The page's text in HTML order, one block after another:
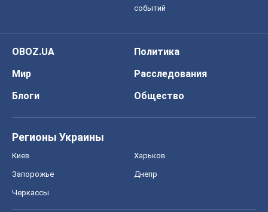
событий
OBOZ.UA
Политика
Мир
Расследования
Блоги
Общество
Регионы Украины
Киев Харьков
Запорожье Днепр
Черкассы